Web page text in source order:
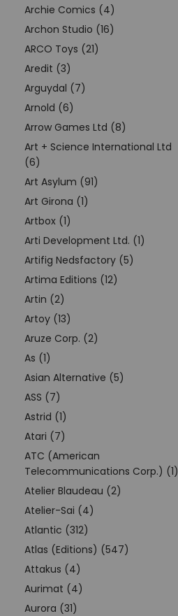
Archie Comics (4)
Archon Studio (16)
ARCO Toys (21)
Aredit (3)
Arguydal (7)
Arnold (6)
Arrow Games Ltd (8)
Art + Science International Ltd
(6)
Art Asylum (91)
Art Girona (1)
Artbox (1)
Arti Development Ltd. (1)
Artifig Nedsfactory (5)
Artima Editions (12)
Artin (2)
Artoy (13)
Aruze Corp. (2)
As (1)
Asian Alternative (5)
ASS (7)
Astrid (1)
Atari (7)
ATC (American
Telecommunications Corp.) (1)
Atelier Blaudeau (2)
Atelier-Sai (4)
Atlantic (312)
Atlas (Editions) (547)
Attakus (4)
Aurimat (4)
Aurora (31)